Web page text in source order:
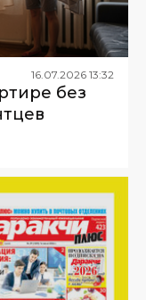
16.07.2026 13:32
без